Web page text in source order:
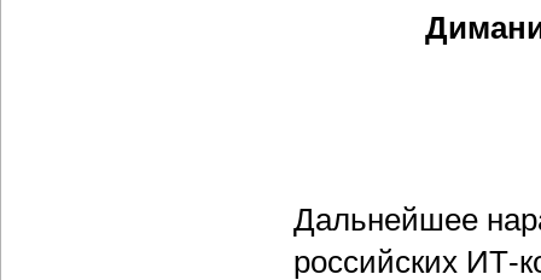
Дальнейшее
российских ИТ-